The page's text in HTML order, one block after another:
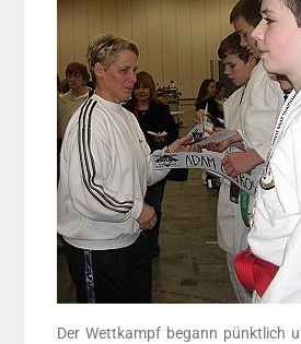
Der Wettkampf begann pünktlich